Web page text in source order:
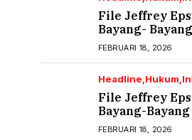
File Jeffrey
Bayang-
yang Tak
FEBRUARI 18, 2026
Headline Hukum
File Jeffrey
Bayang-Bayang
yang Tak
FEBRUARI 18, 2026